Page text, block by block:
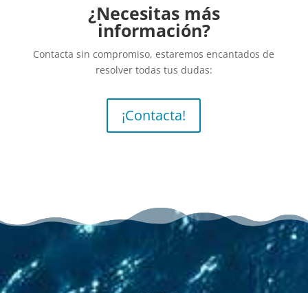
¿Necesitas más
información?
Contacta sin compromiso, estaremos encantados de
resolver todas tus dudas:
¡Contacta!